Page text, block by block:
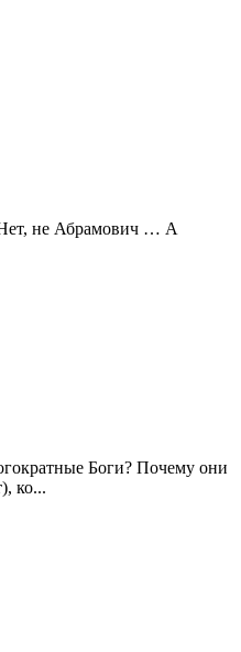
не Абрамович … А
Боги? Почему они
ко...